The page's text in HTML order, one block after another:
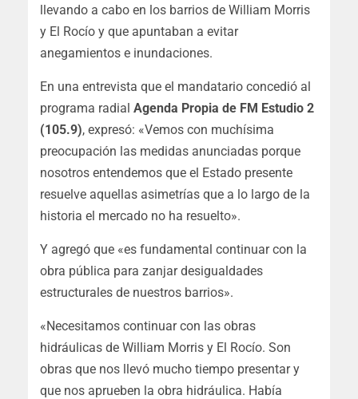
llevando a cabo en los barrios de William Morris
y El Rocío y que apuntaban a evitar
anegamientos e inundaciones.
En una entrevista que el mandatario concedió al
programa radial Agenda Propia de FM Estudio 2
(105.9), expresó: «Vemos con muchísima
preocupación las medidas anunciadas porque
nosotros entendemos que el Estado presente
resuelve aquellas asimetrías que a lo largo de la
historia el mercado no ha resuelto».
Y agregó que «es fundamental continuar con la
obra pública para zanjar desigualdades
estructurales de nuestros barrios».
«Necesitamos continuar con las obras
hidráulicas de William Morris y El Rocío. Son
obras que nos llevó mucho tiempo presentar y
que nos aprueben la obra hidráulica. Había